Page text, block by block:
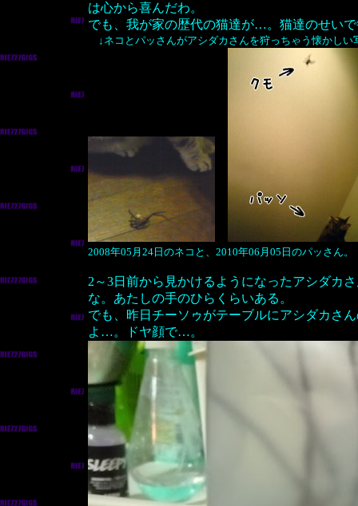
は心から喜んだわ。
でも、我が家の歴代の猫達が…。猫達のせい
↓ネコとパッさんがアシダカさんを狩っちゃう懐かしい
2008年05月24日のネコと、2010年06月05日のパッさん
2～3日前から見かけるようになったアシダカ
な。あたしの手のひらくらいある。
でも、昨日チーソゥがテーブルにアシダカさ
よ…。ドヤ顔で…。